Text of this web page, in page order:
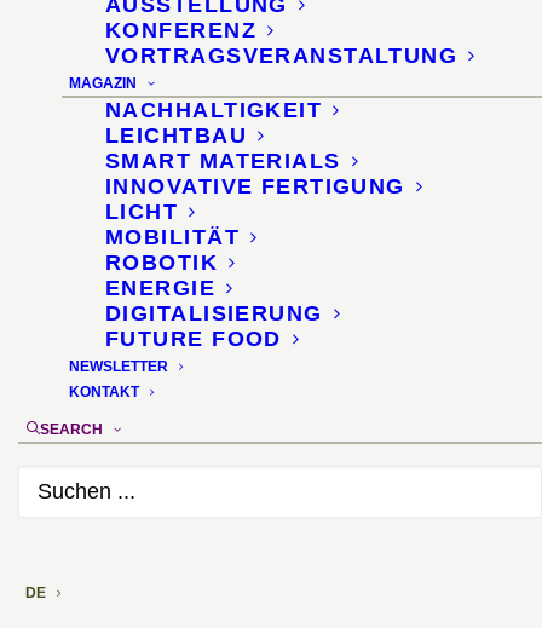
AUSSTELLUNG
KONFERENZ
VORTRAGSVERANSTALTUNG
MAGAZIN
NACHHALTIGKEIT
LEICHTBAU
SMART MATERIALS
INNOVATIVE FERTIGUNG
LICHT
MOBILITÄT
ROBOTIK
ENERGIE
DIGITALISIERUNG
FUTURE FOOD
NEWSLETTER
KONTAKT
SEARCH
DE
md Magazin
3-4 2024
Verlag
Konradin Medien(Stuttgart)